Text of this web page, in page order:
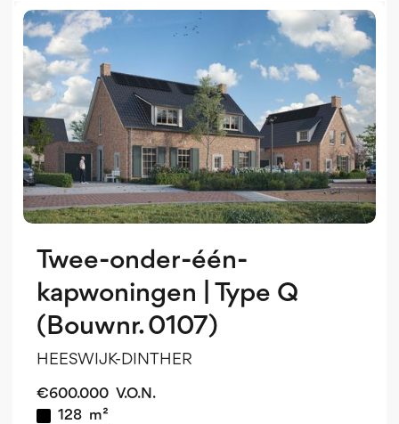
Twee-onder-één-
kapwoningen | Type Q
(Bouwnr. 0107)
HEESWIJK-DINTHER
€600.000 V.O.N.
128 m²